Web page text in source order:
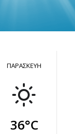
ΠΑΡΑΣΚΕΥΗ
36°C